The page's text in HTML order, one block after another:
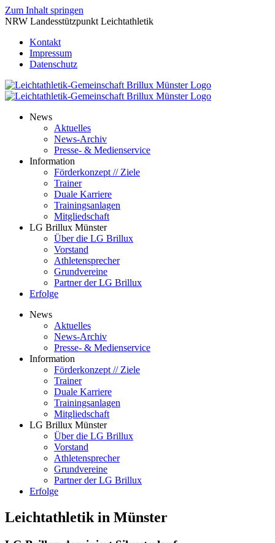
Zum Inhalt springen
NRW Landesstützpunkt Leichtathletik
Kontakt
Impressum
Datenschutz
News
Aktuelles
News-Archiv
Presse- & Medienservice
Information
Förderkonzept // Ziele
Trainer
Duale Karriere
Trainingsanlagen
Mitgliedschaft
LG Brillux Münster
Über die LG Brillux
Vorstand
Athletensprecher
Grundvereine
Partner der LG Brillux
Erfolge
News
Aktuelles
News-Archiv
Presse- & Medienservice
Information
Förderkonzept // Ziele
Trainer
Duale Karriere
Trainingsanlagen
Mitgliedschaft
LG Brillux Münster
Über die LG Brillux
Vorstand
Athletensprecher
Grundvereine
Partner der LG Brillux
Erfolge
Leichtathletik in Münster